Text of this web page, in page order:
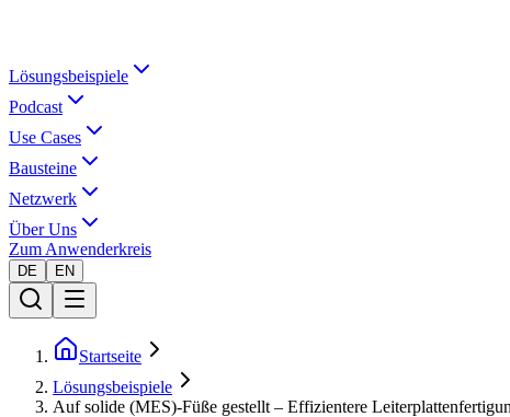
Lösungsbeispiele
Podcast
Use Cases
Bausteine
Netzwerk
Über Uns
Zum Anwenderkreis
DE EN
Startseite
Lösungsbeispiele
Auf solide (MES)-Füße gestellt – Effizientere